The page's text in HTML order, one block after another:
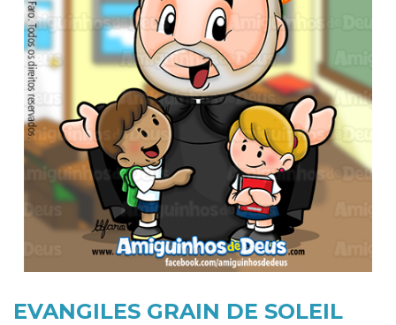
EVANGILES GRAIN DE SOLEIL